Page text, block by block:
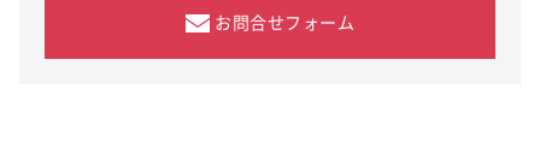
お問合せフォーム